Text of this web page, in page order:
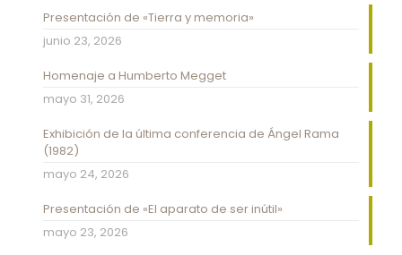
Presentación de «Tierra y memoria»
junio 23, 2026
Homenaje a Humberto Megget
mayo 31, 2026
Exhibición de la última conferencia de Ángel Rama
(1982)
mayo 24, 2026
Presentación de «El aparato de ser inútil»
mayo 23, 2026